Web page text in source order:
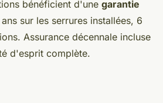
bénéficient d'une garantie
sur les serrures installées, 6
Assurance décennale incluse
d'esprit complète.